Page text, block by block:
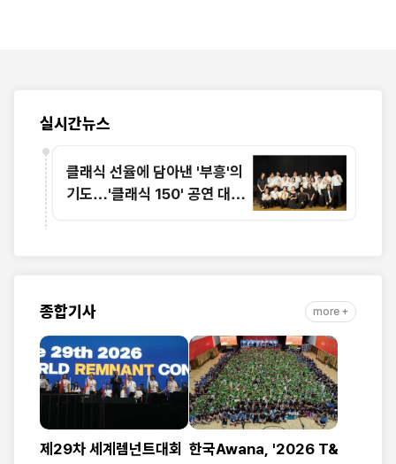
실시간뉴스
클래식 선율에 담아낸 '부흥'의
기도…'클래식 150' 공연 대성
종합기사 more +
제29차 세계렘넌트대회 한국Awana, '2026 T&